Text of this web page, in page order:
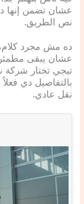
عشان تضمن إنها
نص الطريق.
ده مش مجرد كلام،
عشان يبقى
تيجي تختار شركة
بالتفاصيل دي
نقل عادي.